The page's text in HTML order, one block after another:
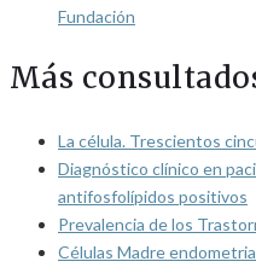
Fundación
Más
La célula. Trescientos
Diagnóstico clínico en
antifosfolípidos positivos
Prevalencia de los
Células Madre